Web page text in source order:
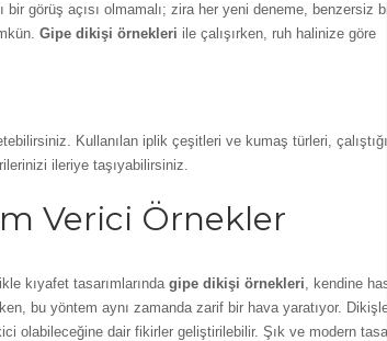
görüş açısı olmamalı; zira her yeni deneme, benzersiz
Gipe dikişi örnekleri ile çalışırken, ruh halinize göre
Kullanılan iplik çeşitleri ve kumaş türleri,
ileriye taşıyabilirsiniz.
Verici Örnekler
kıyafet tasarımlarındagipe dikişi örnekleri, kendine
bu yöntem aynı zamanda zarif bir hava yaratıyor.
olabileceğine dair fikirler geliştirilebilir. Şık ve modern